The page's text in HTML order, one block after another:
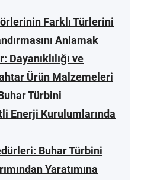
Farklı Türlerini
Anlamak
ve
Ürün Malzemeleri
Türbini
Enerji Kurulumlarında
Buhar Türbini
Yaratımına